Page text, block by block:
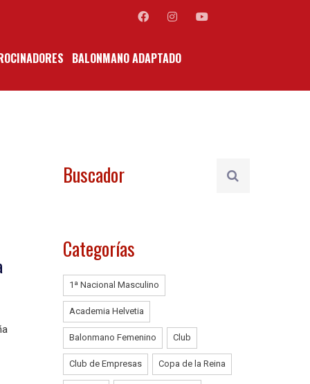
BALONMANO ADAPTADO
Buscador
Categorías
1ª Nacional Masculino
Academia Helvetia
Balonmano Femenino Club
Club de Empresas Copa de la Reina